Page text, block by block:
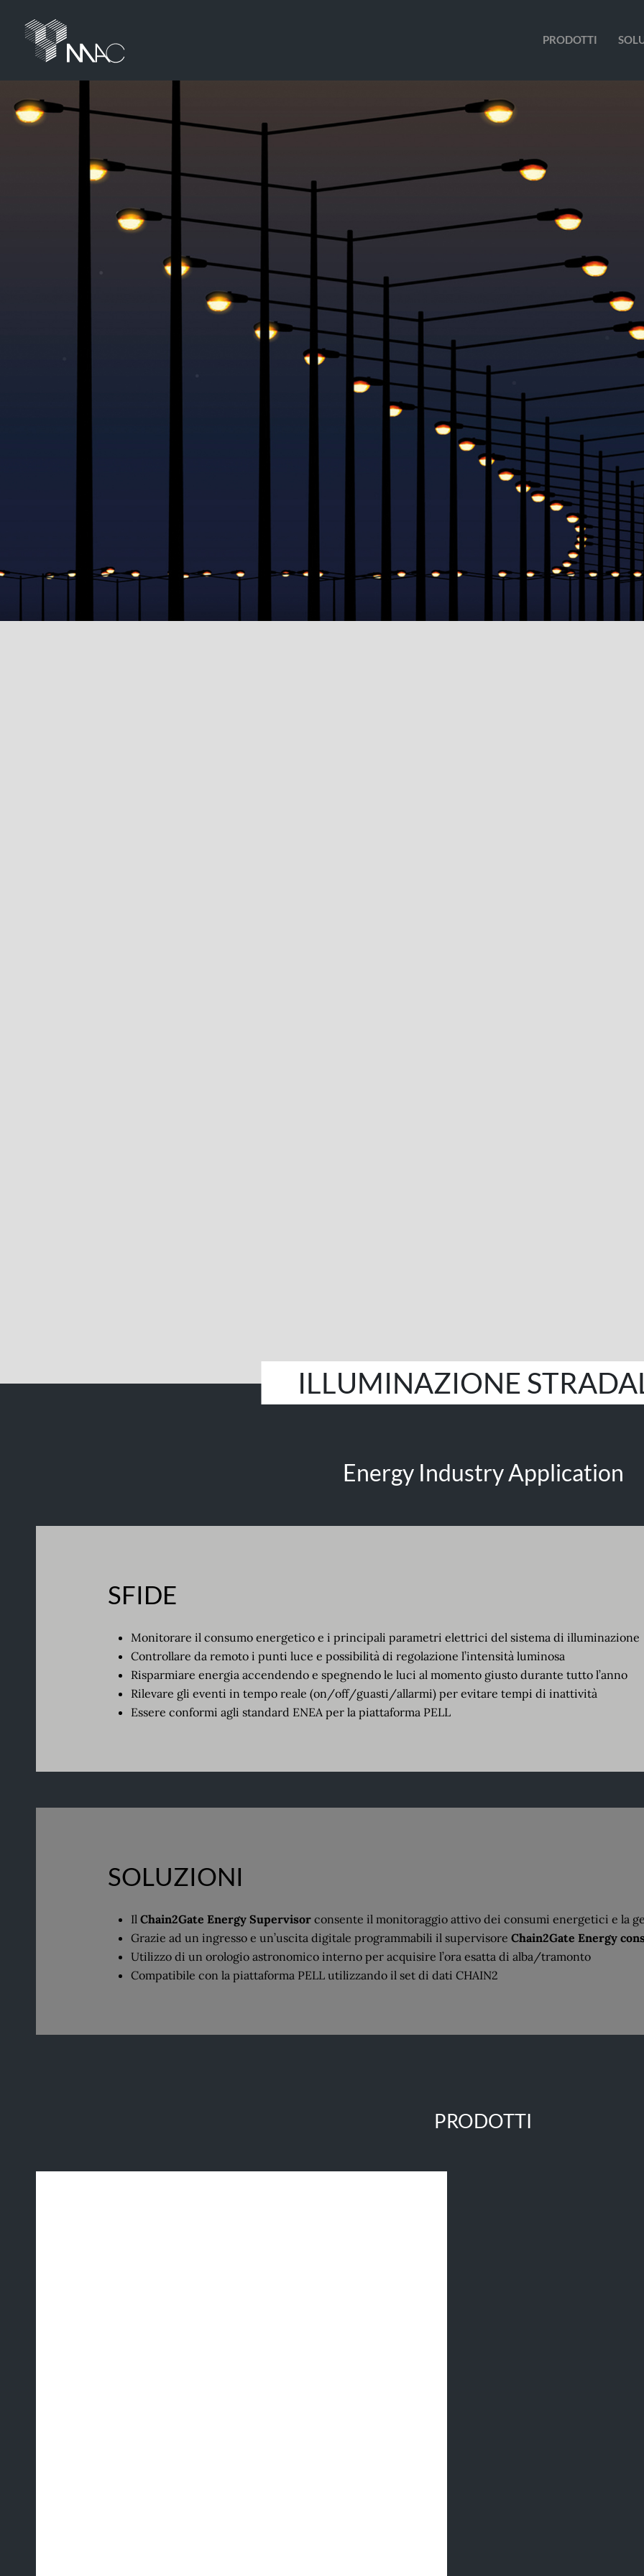
PRODOTTI
ILLUMINAZIONE
Energy Industry Application
SFIDE
Monitorare il consumo energetico e i principali parametri elettrici del sistema di illuminazione
Controllare da remoto i punti luce e possibilità di regolazione l’intensità luminosa
Risparmiare energia accendendo e spegnendo le luci al momento giusto durante tutto l’anno
Rilevare gli eventi in tempo reale (on/off/guasti/allarmi) per evitare tempi di inattività
Essere conformi agli standard ENEA per la piattaforma PELL
SOLUZIONI
Il Chain2Gate Energy Supervisor consente il monitoraggio attivo dei consumi energetici e la
Grazie ad un ingresso e un’uscita digitale programmabili il supervisore Chain2Gate Energy
Utilizzo di un orologio astronomico interno per acquisire l’ora esatta di alba/tramonto
Compatibile con la piattaforma PELL utilizzando il set di dati CHAIN2
PRODOTTI